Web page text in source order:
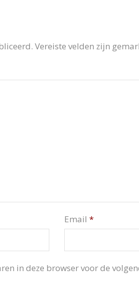
Vereiste velden zijn
Email *
in deze browser voor de